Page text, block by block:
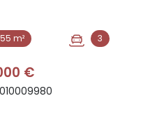
m² 3
€